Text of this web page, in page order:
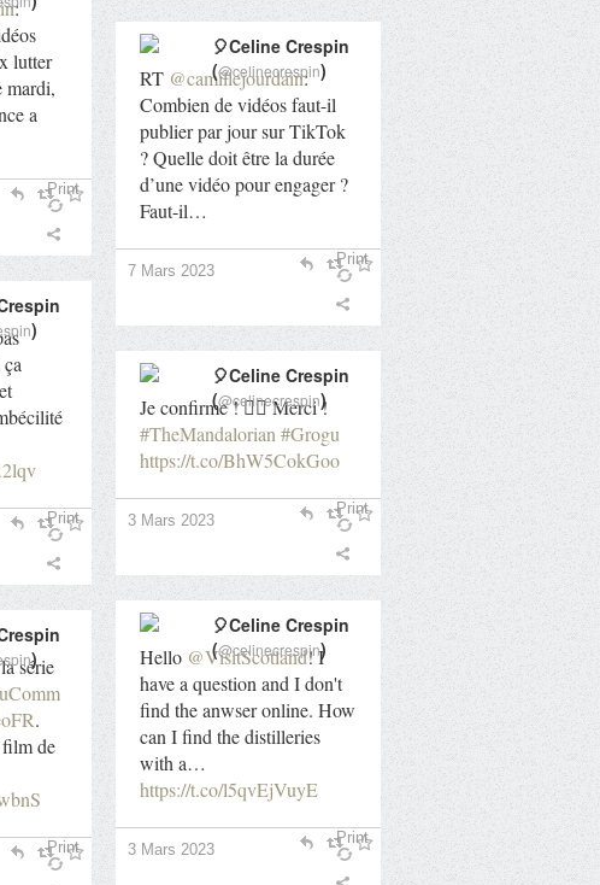
:
lutter
mardi,
a
Print
RT @camillejourdain:
Combien de vidéos faut-il
publier par jour sur TikTok
? Quelle doit être la durée
d’une vidéo pour engager ?
Faut-il…
🎈Celine Crespin
(@celinecrespin)
7 Mars 2023
Print
)
Print
Je confirme ! 👍🏻 Merci !
#TheMandalorian #Grogu
https://t.co/BhW5CokGoo
🎈Celine Crespin
(@celinecrespin)
3 Mars 2023
Print
Hello @VisitScotland! I
have a question and I don't
find the anwser online. How
can I find the distilleries
with a…
https://t.co/l5qvEjVuyE
🎈Celine Crespin
(@celinecrespin)
3 Mars 2023
Print
série
.
de
)
Print